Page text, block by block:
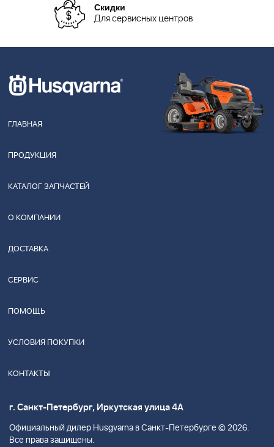
Скидки
Для сервисных центров
ГЛАВНАЯ
ПРОДУКЦИЯ
КАТАЛОГ ЗАПЧАСТЕЙ
О КОМПАНИИ
ДОСТАВКА
СЕРВИС
ПОМОЩЬ
УСЛОВИЯ ПОКУПКИ
КОНТАКТЫ
г. Санкт-Петербург, Иркутская улица 4А
Официальный дилер Husgvarna в Санкт-Петербурге © 2026.
Все права защищены.